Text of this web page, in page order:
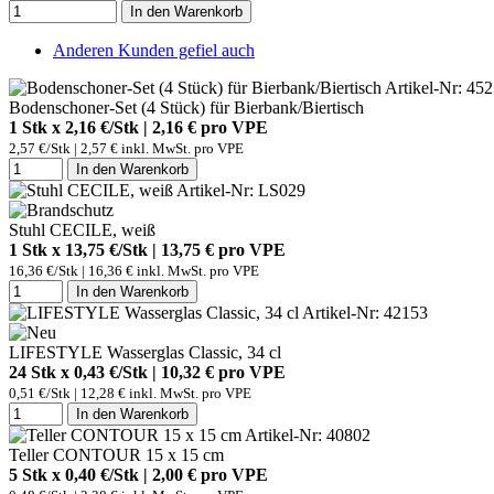
In den Warenkorb
Anderen Kunden gefiel auch
Artikel-Nr:
Bodenschoner-Set (4 Stück) für Bierbank/Biertisch
1 Stk x 2,16 €/Stk | 2,16 € pro VPE
2,57 €/Stk | 2,57 € inkl. MwSt. pro VPE
In den Warenkorb
Artikel-Nr: LS029
Stuhl CECILE, weiß
1 Stk x 13,75 €/Stk | 13,75 € pro VPE
16,36 €/Stk | 16,36 € inkl. MwSt. pro VPE
In den Warenkorb
Artikel-Nr: 42153
LIFESTYLE Wasserglas Classic, 34 cl
24 Stk x 0,43 €/Stk | 10,32 € pro VPE
0,51 €/Stk | 12,28 € inkl. MwSt. pro VPE
In den Warenkorb
Artikel-Nr: 40802
Teller CONTOUR 15 x 15 cm
5 Stk x 0,40 €/Stk | 2,00 € pro VPE